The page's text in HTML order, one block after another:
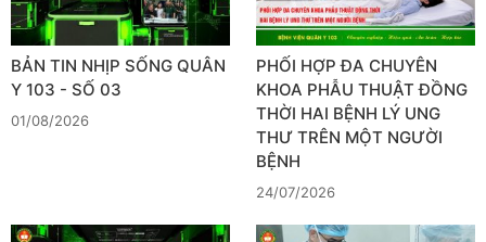
BẢN TIN NHỊP SỐNG QUÂN
Y 103 - SỐ 03
01/08/2026
PHỐI HỢP ĐA CHUYÊN
KHOA PHẪU THUẬT ĐỒNG
THỜI HAI BỆNH LÝ UNG
THƯ TRÊN MỘT NGƯỜI
BỆNH
24/07/2026